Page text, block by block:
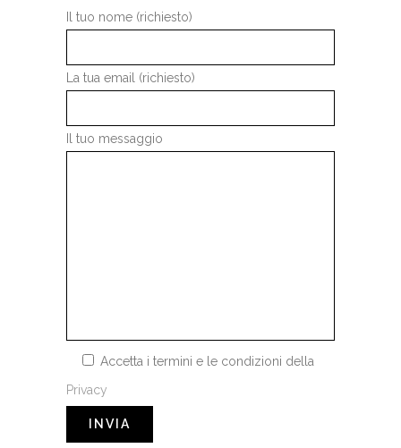
Il tuo nome (richiesto)
La tua email (richiesto)
Il tuo messaggio
Accetta i termini e le condizioni della
Privacy